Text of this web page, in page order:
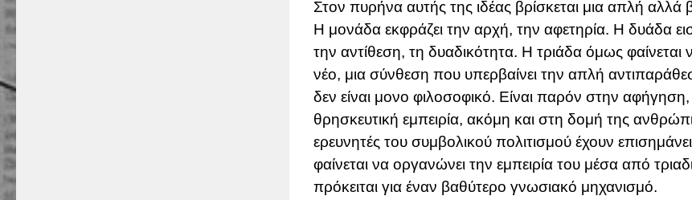
Στον πυρήνα αυτής της ιδέας βρίσκεται μια απλή
Η μονάδα εκφράζει την αρχή, την αφετηρία. Η δυάδα
την αντίθεση, τη δυαδικότητα. Η τριάδα όμως φαίνεται
νέο, μια σύνθεση που υπερβαίνει την απλή
δεν είναι μονο φιλοσοφικό. Είναι παρόν στην
θρησκευτική εμπειρία, ακόμη και στη δομή της
ερευνητές του συμβολικού πολιτισμού έχουν
φαίνεται να οργανώνει την εμπειρία του μέσα από
πρόκειται για έναν βαθύτερο γνωσιακό μηχανισμό.